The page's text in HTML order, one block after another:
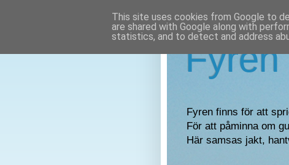
Fyren
Fyren finns för att
För att påminna om
Här samsas jakt,
This site uses cookies from Google to
are shared with Google along with
statistics, and to detect and address